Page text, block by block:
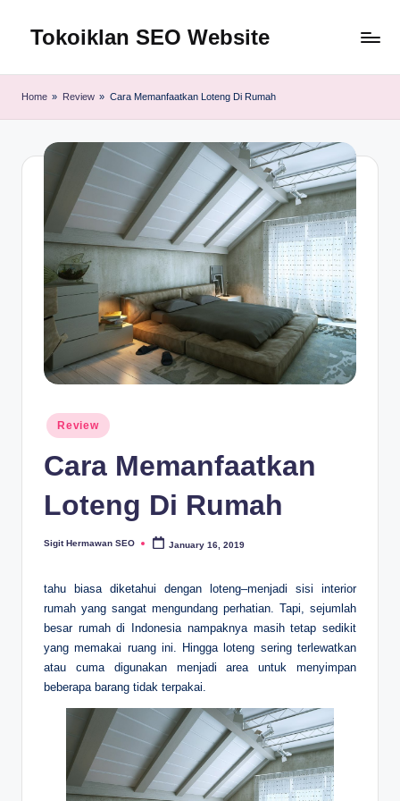
Tokoiklan SEO Website
dan
Indonesia
Murah
Terbaik
Bergaransi
Home » Review » Cara Memanfaatkan Loteng Di Rumah
Posted
in
Review
Cara Memanfaatkan
Loteng Di Rumah
Posted
Sigit Hermawan SEO January 16, 2019
tahu biasa diketahui dengan loteng–menjadi sisi interior
rumah yang sangat mengundang perhatian. Tapi, sejumlah
besar rumah di Indonesia nampaknya masih tetap sedikit
yang memakai ruang ini. Hingga loteng sering terlewatkan
atau cuma digunakan menjadi area untuk menyimpan
beberapa barang tidak terpakai.